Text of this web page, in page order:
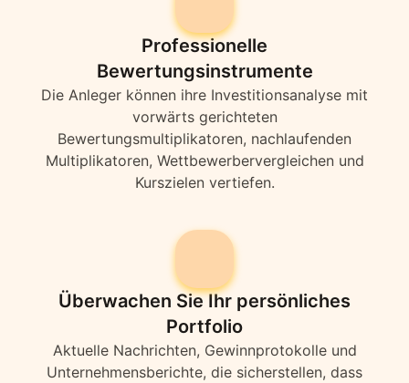
Professionelle
Bewertungsinstrumente
Die Anleger können ihre Investitionsanalyse mit
vorwärts gerichteten
Bewertungsmultiplikatoren, nachlaufenden
Multiplikatoren, Wettbewerbervergleichen und
Kurszielen vertiefen.
Überwachen Sie Ihr persönliches
Portfolio
Aktuelle Nachrichten, Gewinnprotokolle und
Unternehmensberichte, die sicherstellen, dass